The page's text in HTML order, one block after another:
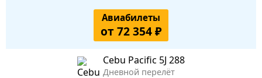
Авиабилеты
от 72 354 ₽
Cebu Pacific 5J 288
Дневной перелёт